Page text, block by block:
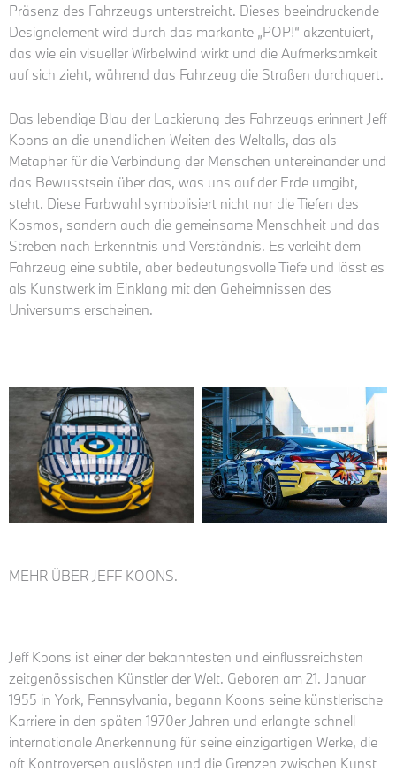
Präsenz des Fahrzeugs unterstreicht. Dieses beeindruckende
Designelement wird durch das markante „POP!“ akzentuiert,
das wie ein visueller Wirbelwind wirkt und die Aufmerksamkeit
auf sich zieht, während das Fahrzeug die Straßen durchquert.
Das lebendige Blau der Lackierung des Fahrzeugs erinnert Jeff
Koons an die unendlichen Weiten des Weltalls, das als
Metapher für die Verbindung der Menschen untereinander und
das Bewusstsein über das, was uns auf der Erde umgibt,
steht. Diese Farbwahl symbolisiert nicht nur die Tiefen des
Kosmos, sondern auch die gemeinsame Menschheit und das
Streben nach Erkenntnis und Verständnis. Es verleiht dem
Fahrzeug eine subtile, aber bedeutungsvolle Tiefe und lässt es
als Kunstwerk im Einklang mit den Geheimnissen des
Universums erscheinen.
MEHR ÜBER JEFF KOONS.
Jeff Koons ist einer der bekanntesten und einflussreichsten
zeitgenössischen Künstler der Welt. Geboren am 21. Januar
1955 in York, Pennsylvania, begann Koons seine künstlerische
Karriere in den späten 1970er Jahren und erlangte schnell
internationale Anerkennung für seine einzigartigen Werke, die
oft Kontroversen auslösten und die Grenzen zwischen Kunst